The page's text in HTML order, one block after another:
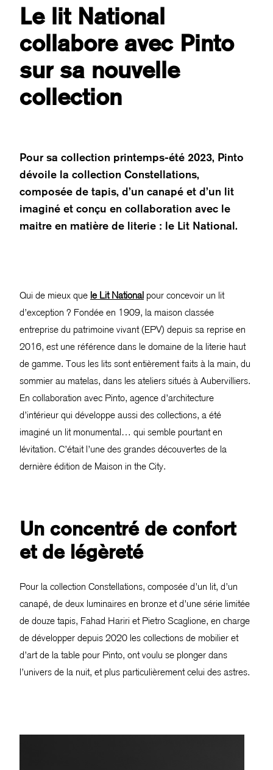
Le lit National
collabore avec Pinto
sur sa nouvelle
collection
Pour sa collection printemps-été 2023, Pinto
dévoile la collection Constellations,
composée de tapis, d’un canapé et d’un lit
imaginé et conçu en collaboration avec le
maitre en matière de literie : le Lit National.
Qui de mieux que le Lit National pour concevoir un lit
d’exception ? Fondée en 1909, la maison classée
entreprise du patrimoine vivant (EPV) depuis sa reprise en
2016, est une référence dans le domaine de la literie haut
de gamme. Tous les lits sont entièrement faits à la main, du
sommier au matelas, dans les ateliers situés à Aubervilliers.
En collaboration avec Pinto, agence d’architecture
d’intérieur qui développe aussi des collections, a été
imaginé un lit monumental… qui semble pourtant en
lévitation. C’était l’une des grandes découvertes de la
dernière édition de Maison in the City.
Un concentré de confort
et de légèreté
Pour la collection Constellations, composée d’un lit, d’un
canapé, de deux luminaires en bronze et d’une série limitée
de douze tapis, Fahad Hariri et Pietro Scaglione, en charge
de développer depuis 2020 les collections de mobilier et
d’art de la table pour Pinto, ont voulu se plonger dans
l’univers de la nuit, et plus particulièrement celui des astres.